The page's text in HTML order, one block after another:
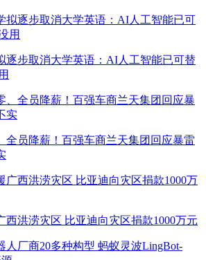
逐步取消大学英语：AI人工智能已可替
全员降薪！百强车商兰天集团回应暴雷
西洪涝灾区 比亚迪向灾区捐款1000万元